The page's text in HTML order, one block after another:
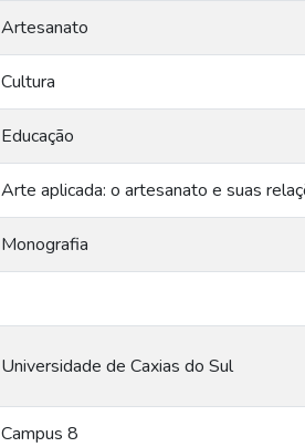
Artesanato
Cultura
Educação
Arte aplicada: o artesanato e suas
Monografia
Universidade de Caxias do Sul
Campus 8